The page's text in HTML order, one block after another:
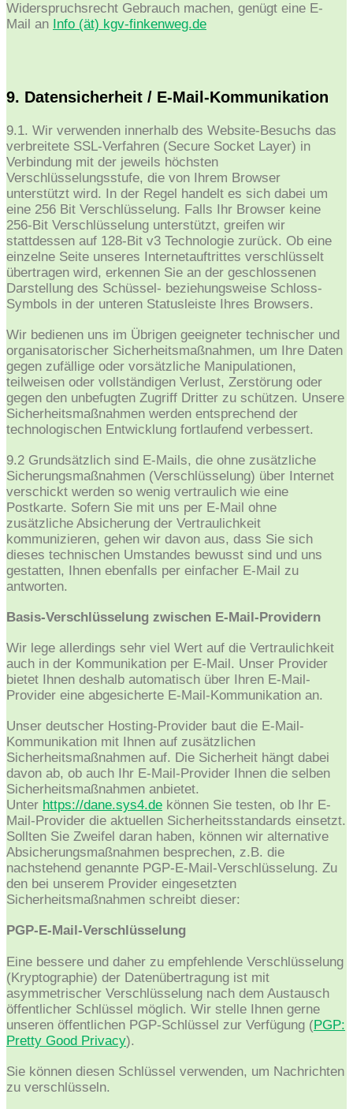
Widerspruchsrecht Gebrauch machen, genügt eine E-
Mail an Info (ät) kgv-finkenweg.de
9. Datensicherheit / E-Mail-Kommunikation
9.1. Wir verwenden innerhalb des Website-Besuchs das
verbreitete SSL-Verfahren (Secure Socket Layer) in
Verbindung mit der jeweils höchsten
Verschlüsselungsstufe, die von Ihrem Browser
unterstützt wird. In der Regel handelt es sich dabei um
eine 256 Bit Verschlüsselung. Falls Ihr Browser keine
256-Bit Verschlüsselung unterstützt, greifen wir
stattdessen auf 128-Bit v3 Technologie zurück. Ob eine
einzelne Seite unseres Internetauftrittes verschlüsselt
übertragen wird, erkennen Sie an der geschlossenen
Darstellung des Schüssel- beziehungsweise Schloss-
Symbols in der unteren Statusleiste Ihres Browsers.
Wir bedienen uns im Übrigen geeigneter technischer und
organisatorischer Sicherheitsmaßnahmen, um Ihre Daten
gegen zufällige oder vorsätzliche Manipulationen,
teilweisen oder vollständigen Verlust, Zerstörung oder
gegen den unbefugten Zugriff Dritter zu schützen. Unsere
Sicherheitsmaßnahmen werden entsprechend der
technologischen Entwicklung fortlaufend verbessert.
9.2 Grundsätzlich sind E-Mails, die ohne zusätzliche
Sicherungsmaßnahmen (Verschlüsselung) über Internet
verschickt werden so wenig vertraulich wie eine
Postkarte. Sofern Sie mit uns per E-Mail ohne
zusätzliche Absicherung der Vertraulichkeit
kommunizieren, gehen wir davon aus, dass Sie sich
dieses technischen Umstandes bewusst sind und uns
gestatten, Ihnen ebenfalls per einfacher E-Mail zu
antworten.
Basis-Verschlüsselung zwischen E-Mail-Providern
Wir lege allerdings sehr viel Wert auf die Vertraulichkeit
auch in der Kommunikation per E-Mail. Unser Provider
bietet Ihnen deshalb automatisch über Ihren E-Mail-
Provider eine abgesicherte E-Mail-Kommunikation an.
Unser deutscher Hosting-Provider baut die E-Mail-
Kommunikation mit Ihnen auf zusätzlichen
Sicherheitsmaßnahmen auf. Die Sicherheit hängt dabei
davon ab, ob auch Ihr E-Mail-Provider Ihnen die selben
Sicherheitsmaßnahmen anbietet.
Unter https://dane.sys4.de können Sie testen, ob Ihr E-
Mail-Provider die aktuellen Sicherheitsstandards einsetzt.
Sollten Sie Zweifel daran haben, können wir alternative
Absicherungsmaßnahmen besprechen, z.B. die
nachstehend genannte PGP-E-Mail-Verschlüsselung. Zu
den bei unserem Provider eingesetzten
Sicherheitsmaßnahmen schreibt dieser:
PGP-E-Mail-Verschlüsselung
Eine bessere und daher zu empfehlende Verschlüsselung
(Kryptographie) der Datenübertragung ist mit
asymmetrischer Verschlüsselung nach dem Austausch
öffentlicher Schlüssel möglich. Wir stelle Ihnen gerne
unseren öffentlichen PGP-Schlüssel zur Verfügung (PGP:
Pretty Good Privacy).
Sie können diesen Schlüssel verwenden, um Nachrichten
zu verschlüsseln.